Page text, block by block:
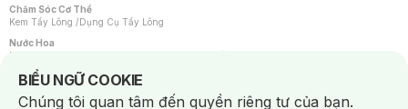
Chăm Sóc Cơ Thể
Kem Tẩy Lông /Dụng Cụ Tẩy Lông
Nước Hoa
Nước Hoa Nữ
Chăm Sóc Cá Nhân
Chống Muỗi /Khẩu Trang /Máy Massage/Mặt Nạ Xông Hơi /Nước Rửa Tay/
BIỂU NGỮ COOKIE
Notice about cookies usage
Chúng tôi quan tâm đến quyền riêng tư của bạn.